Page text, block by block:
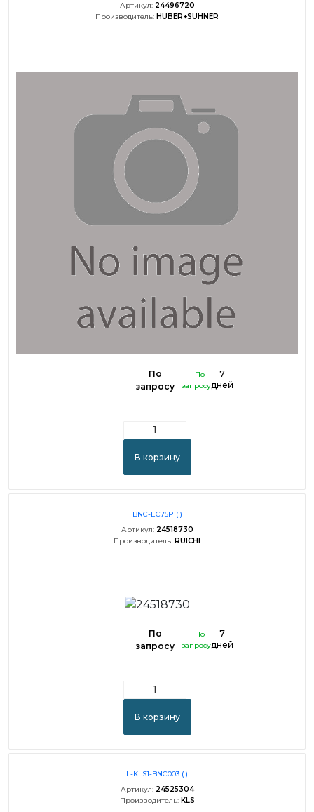
Артикул: 24496720
Производитель: HUBER+SUHNER
По
запросу
По
запросу
7
дней
В корзину
BNC-EC75P ( )
Артикул: 24518730
Производитель: RUICHI
По
запросу
По
запросу
7
дней
В корзину
L-KLS1-BNC003 ( )
Артикул: 24525304
Производитель: KLS